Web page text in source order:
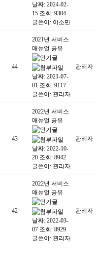
날짜: 2024-02-
15 조회: 9304
글쓴이: 이소민
44
2021년 서비스
매뉴얼 공유
날짜: 2021-07-
01 조회: 9117
글쓴이: 관리자
관리자
43
2022년 서비스
매뉴얼 공유
날짜: 2022-10-
20 조회: 8942
글쓴이: 관리자
관리자
42
2022년 서비스
매뉴얼 공유
날짜: 2022-03-
07 조회: 8929
글쓴이: 관리자
관리자